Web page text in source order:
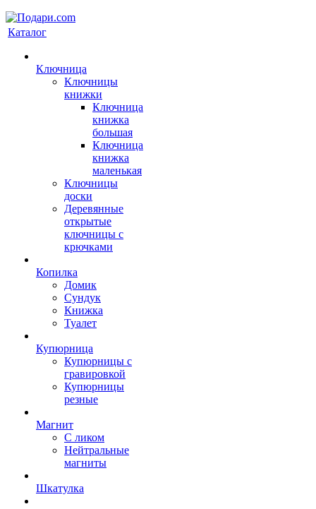
Каталог
Ключница
Ключницы
книжки
Ключница
книжка
большая
Ключница
книжка
маленькая
Ключницы
доски
Деревянные
открытые
ключницы с
крючками
Копилка
Домик
Сундук
Книжка
Туалет
Купюрница
Купюрницы с
гравировкой
Купюрницы
резные
Магнит
С ликом
Нейтральные
магниты
Шкатулка